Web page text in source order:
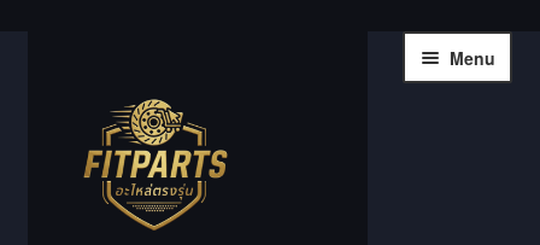
navigation
Menu